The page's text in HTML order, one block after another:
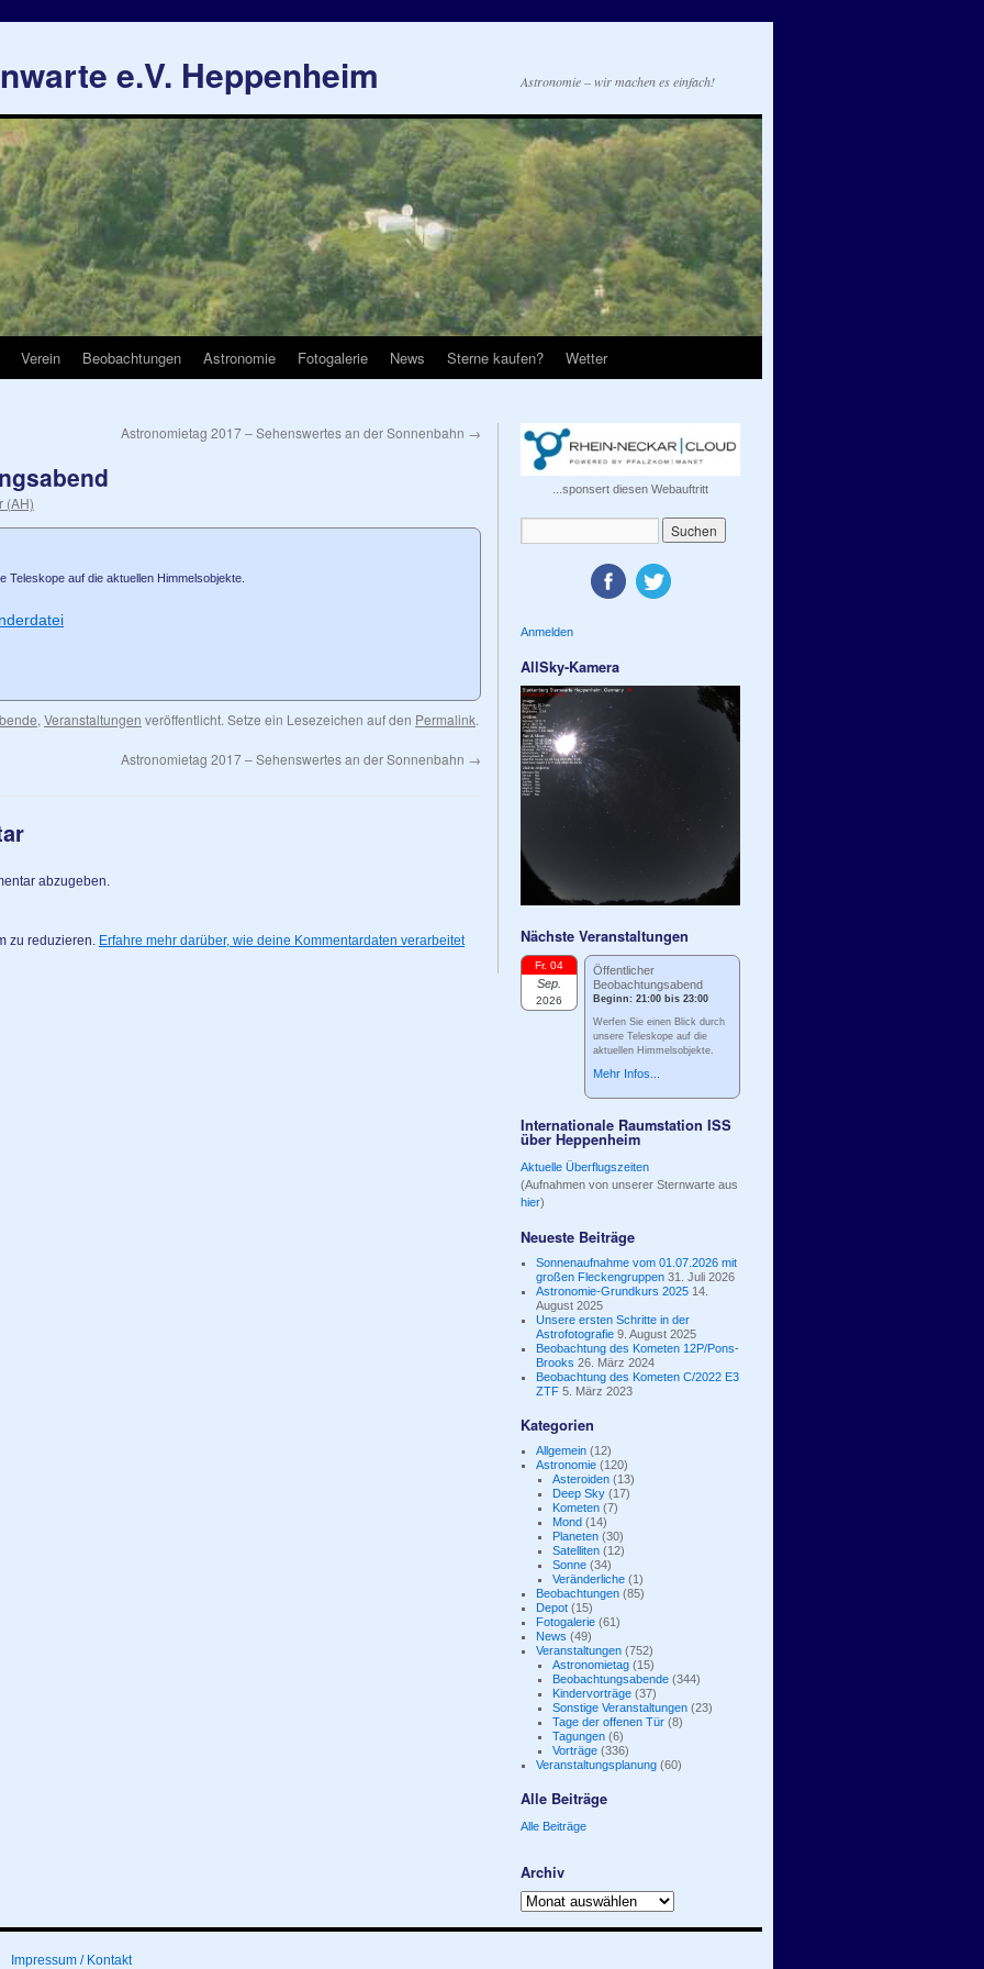
e.V. Heppenheim Astronomie – wir machen es einfach!
Verein Beobachtungen Astronomie Fotogalerie News Sterne kaufen? Wetter
Astronomietag 2017 – Sehenswertes an der Sonnenbahn →
(AH)
Teleskope auf die aktuellen Himmelsobjekte.
, Veranstaltungen veröffentlicht. Setze ein Lesezeichen auf den Permalink.
Astronomietag 2017 – Sehenswertes an der Sonnenbahn →
abzugeben.
zu reduzieren. Erfahre mehr darüber, wie deine Kommentardaten verarbeitet
...sponsert diesen Webauftritt
Anmelden
AllSky-Kamera
Nächste Veranstaltungen
Fr. 04
Sep.
2026
Öffentlicher
Beobachtungsabend
Beginn: 21:00 bis 23:00
Werfen Sie einen Blick durch
unsere Teleskope auf die
aktuellen Himmelsobjekte.
Mehr Infos...
Internationale Raumstation ISS
über Heppenheim
Aktuelle Überflugszeiten
(Aufnahmen von unserer Sternwarte aus
hier)
Neueste Beiträge
Sonnenaufnahme vom 01.07.2026 mit
großen Fleckengruppen 31. Juli 2026
Astronomie-Grundkurs 2025 14.
August 2025
Unsere ersten Schritte in der
Astrofotografie 9. August 2025
Beobachtung des Kometen 12P/Pons-
Brooks 26. März 2024
Beobachtung des Kometen C/2022 E3
ZTF 5. März 2023
Kategorien
Allgemein (12)
Astronomie (120)
Asteroiden(13)
Deep Sky(17)
Kometen(7)
Mond(14)
Planeten(30)
Satelliten(12)
Sonne(34)
Veränderliche(1)
Beobachtungen (85)
Depot (15)
Fotogalerie (61)
News (49)
Veranstaltungen (752)
Astronomietag(15)
Beobachtungsabende(344)
Kindervorträge(37)
Sonstige Veranstaltungen(23)
Tage der offenen Tür(8)
Tagungen(6)
Vorträge(336)
Veranstaltungsplanung (60)
Alle Beiträge
Alle Beiträge
Archiv
Archiv
Impressum / Kontakt